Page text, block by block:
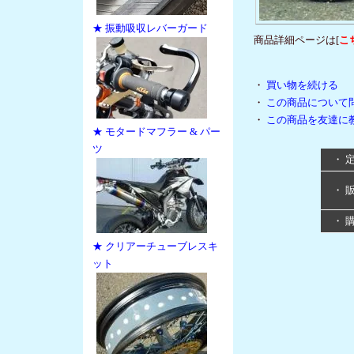
★ 振動吸収レバーガード
★ モタードマフラー & パー
ツ
★ クリアーチューブレスキ
ット
商品詳細ページは[こ
・ 買い物を続ける
・ この商品について
・ この商品を友達に
・
・
・